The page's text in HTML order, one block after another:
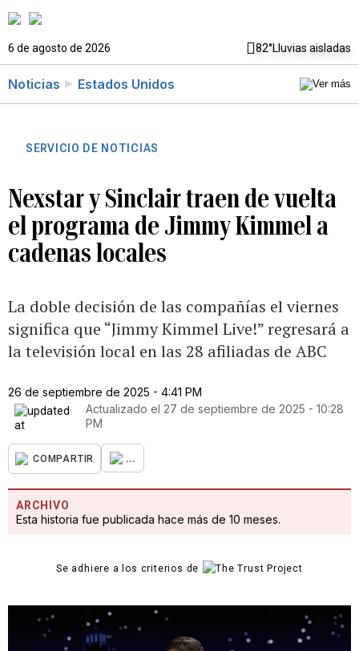
6 de agosto de 2026 82°Lluvias aisladas
Noticias Estados Unidos
SERVICIO DE NOTICIAS
Nexstar y Sinclair traen de vuelta
el programa de Jimmy Kimmel a
cadenas locales
La doble decisión de las compañías el viernes
significa que “Jimmy Kimmel Live!” regresará a
la televisión local en las 28 afiliadas de ABC
26 de septiembre de 2025 - 4:41 PM
Actualizado el 27 de septiembre de 2025 - 10:28
PM
COMPARTIR ...
ARCHIVO
Esta historia fue publicada hace más de 10 meses.
Se adhiere a los criterios de